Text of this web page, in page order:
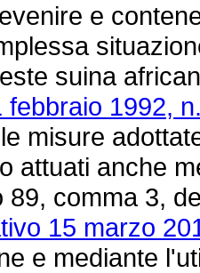
e
suina
febbraio 1992,
misure
attuati anche
89, comma 3,
15 marzo
e mediante